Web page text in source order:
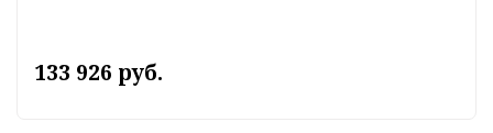
133 926 руб.